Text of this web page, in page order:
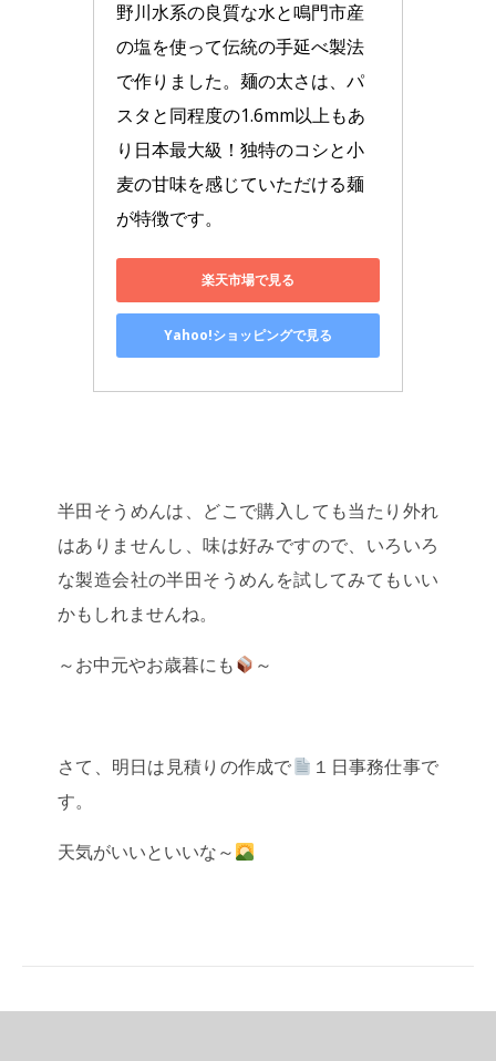
野川水系の良質な水と鳴門市産
の塩を使って伝統の手延べ製法
で作りました。麺の太さは、パ
スタと同程度の1.6mm以上もあ
り日本最大級！独特のコシと小
麦の甘味を感じていただける麺
が特徴です。
楽天市場で見る
Yahoo!ショッピングで見る
半田そうめんは、どこで購入しても当たり外れ
はありませんし、味は好みですので、いろいろ
な製造会社の半田そうめんを試してみてもいい
かもしれませんね。
～お中元やお歳暮にも ～
さて、明日は見積りの作成で
１日事務仕事で
す。
天気がいいといいな～